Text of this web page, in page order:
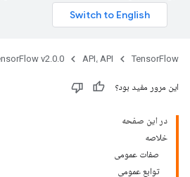
TensorFlow API، API v2.0.0
این مرور مفید بود؟
در این صفحه
خلاصه
صفات عمومی
توابع عمومی